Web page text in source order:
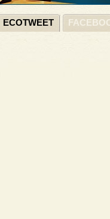
ECOTWEET